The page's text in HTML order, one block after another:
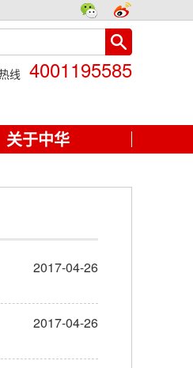
线 4001195585
关于中华
2017-04-26
2017-04-26